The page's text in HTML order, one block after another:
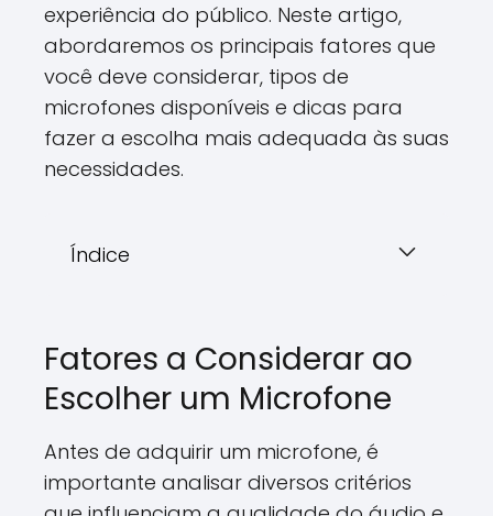
experiência do público. Neste artigo,
abordaremos os principais fatores que
você deve considerar, tipos de
microfones disponíveis e dicas para
fazer a escolha mais adequada às suas
necessidades.
Índice
Fatores a Considerar ao
Escolher um Microfone
Antes de adquirir um microfone, é
importante analisar diversos critérios